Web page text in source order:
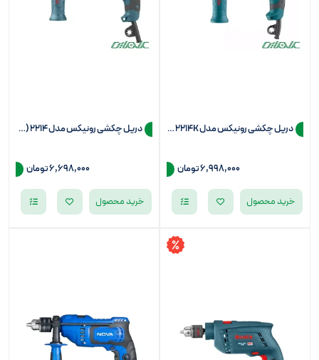
دریل چکشی رونیکس مدل 2214K (سه نظام 13)
6,998,000تومان
خرید محصول
دریل چکشی رونیکس مدل 2214 (سه نظام 13)
6,698,000تومان
خرید محصول